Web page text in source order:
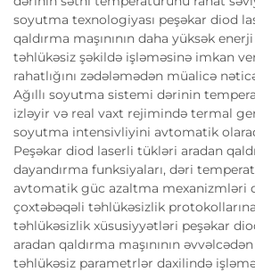
soyutma texnologiyası peşəkar diod
qaldırma maşınının daha yüksək
təhlükəsiz şəkildə işləməsinə imkan
rahatlığını zədələmədən müalicə
Ağıllı soyutma sistemi dərinin
izləyir və real vaxt rejimində termal
soyutma intensivliyini avtomatik
Peşəkar diod laserli tükləri aradan
dayandırma funksiyaları, dəri
avtomatik güc azaltma mexanizmləri
çoxtəbəqəli təhlükəsizlik
təhlükəsizlik xüsusiyyətləri peşəkar
aradan qaldırma maşınının
təhlükəsiz parametrlər daxilində